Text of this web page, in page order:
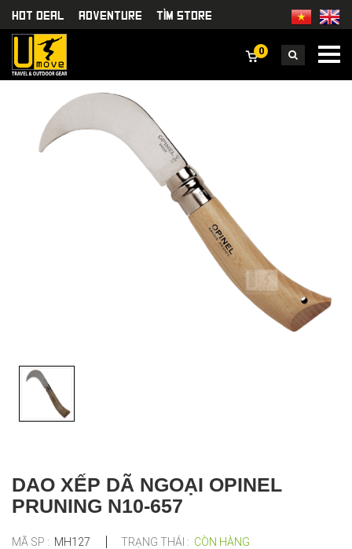
HOT DEAL Adventure TÌm Store
0
DAO XẾP DÃ NGOẠI OPINEL
PRUNING N10-657
MÃ SP : MH127 TRẠNG THÁI : CÒN HÀNG